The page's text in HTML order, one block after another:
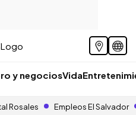
y negociosVida
Rosales Empleos El Salvador